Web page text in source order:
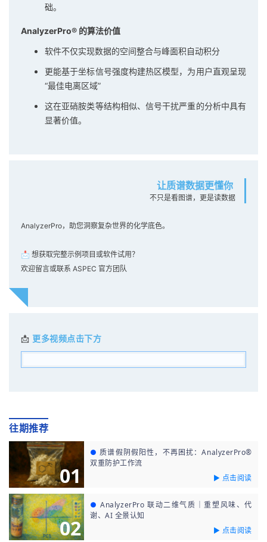
础。
AnalyzerPro® 的算法价值
软件不仅实现数据的空间整合与峰面积自动积分
更能基于坐标信号强度构建热区模型，为用户直观呈现
“最佳电离区域”
这在亚硝胺类等结构相似、信号干扰严重的分析中具有
显著价值。
让质谱数据更懂你
不只是看图谱，更是读数据
AnalyzerPro，助您洞察复杂世界的化学底色。
📩 想获取完整示例项目或软件试用？
欢迎留言或联系 ASPEC 官方团队
📩 更多视频点击下方
往期推荐
01
●质谱假阴假阳性，不再困扰：AnalyzerPro®
双重防护工作流
► 点击阅读
02
●AnalyzerPro 联动二维气质｜重塑风味、代
谢、AI 全景认知
► 点击阅读